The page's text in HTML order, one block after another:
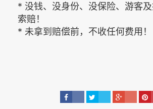
* 没钱、没身份、没保险、游客
索赔！
* 未拿到赔偿前，不收任何费用！